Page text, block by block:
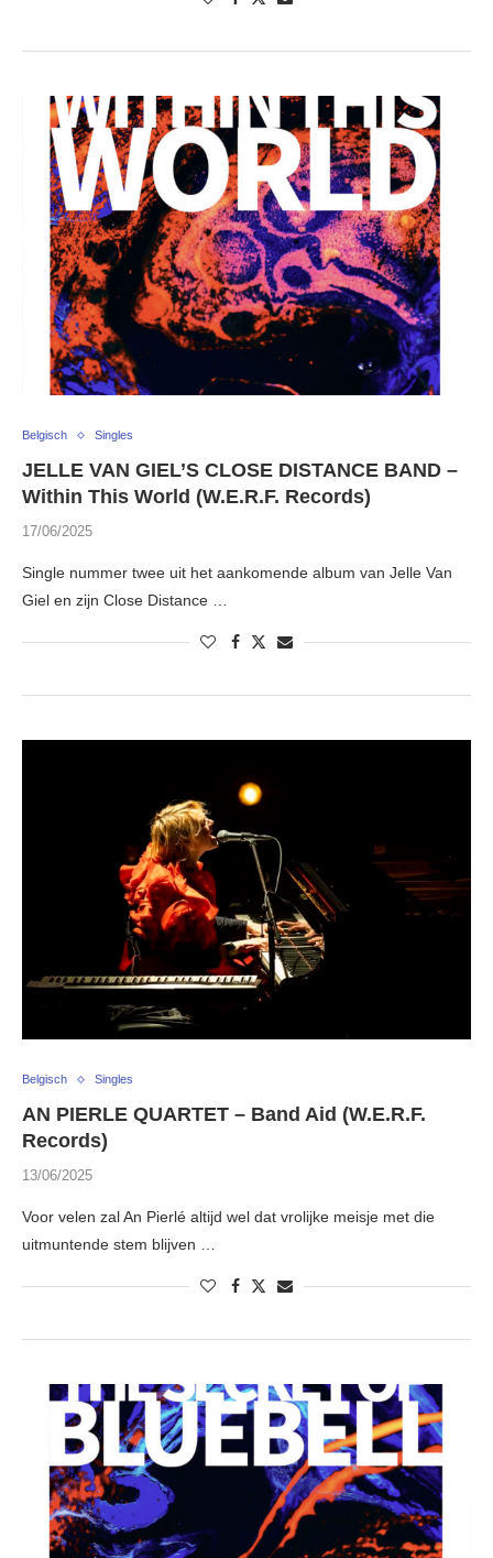
Belgisch Singles
JELLE VAN GIEL’S CLOSE DISTANCE BAND –
Within This World (W.E.R.F. Records)
17/06/2025
Single nummer twee uit het aankomende album van Jelle Van
Giel en zijn Close Distance …
Belgisch Singles
AN PIERLE QUARTET – Band Aid (W.E.R.F.
Records)
13/06/2025
Voor velen zal An Pierlé altijd wel dat vrolijke meisje met die
uitmuntende stem blijven …